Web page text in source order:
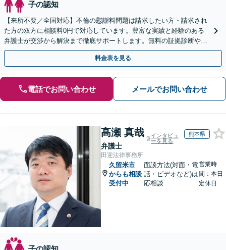
子の認知
【来所不要／全国対応】不倫の慰謝料問題は請求したい方・請求され
た方の双方に相談料0円で対応しています。豊富な実績と経験のある
弁護士が交渉から解決まで徹底サポートします。無料の証拠診断や着
手金の返還保証もありますので安心してご相談ください。
料金表を見る
電話でお問い合わせ メールでお問い合わせ
髙瀬 真哉
弁護士
インタビュ
ーを見る
熊本県
田迎法律事務所
久留米市
からも相談
受付中
面談方法(対面・電
話・ビデオなど)は
応相談
営業時
間：本日
定休日